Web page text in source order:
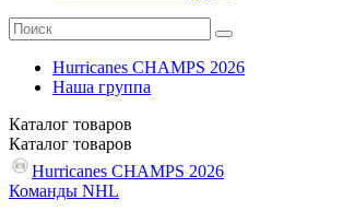
Hurricanes CHAMPS 2026
Наша группа
Каталог товаров
Каталог товаров
Hurricanes CHAMPS 2026
Команды NHL